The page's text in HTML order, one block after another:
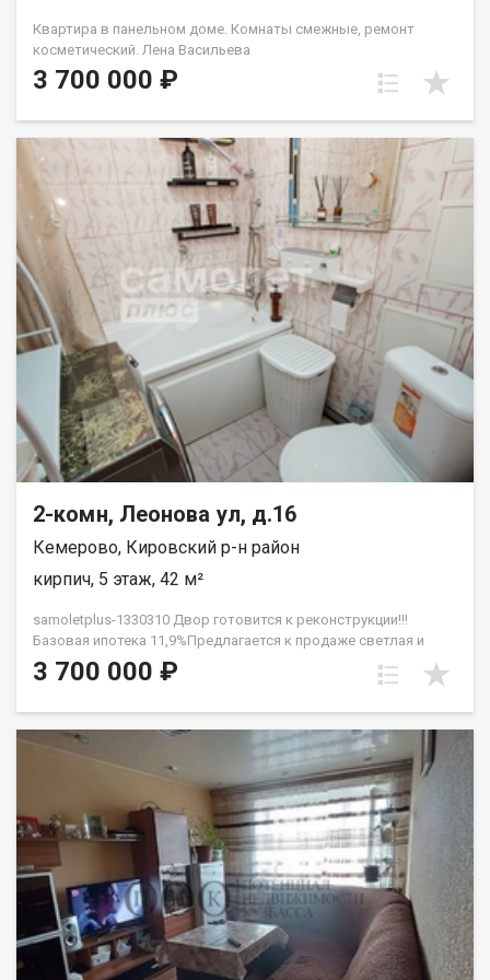
Квартира в панельном доме. Комнаты смежные, ремонт
косметический. Лена Васильева
3 700 000 ₽
2-комн, Леонова ул, д.16
Кемерово, Кировский р-н район
кирпич, 5 этаж, 42 м²
samoletplus-1330310 Двор готовится к реконструкции!!!
Базовая ипотека 11,9%Предлагается к продаже светлая и
уютная двухкомнатная квартира общей площадью 42 кв.м О
квартире: Состояние: Квартира полностью готова к
укладкой кафеля. По всей площади квартиры установлены
натяжные потолки со встроенными точечными
светильниками. На полу постелен новый линолеум, поклеены
свежие обои. Окна и двери: Установлены новые пластиковые
окна и застекленный балкон (новый пластик). Межкомнатные
и входная двери также абсолютно новые. Техническое
состояние дома: Важное преимущество последнего этажа —
полная замена кровли была произведена в 2023 году, что
гарантирует отсутствие протечек и лишних хлопот для
жильцов.Инфраструктура и локация:Дом расположен в
районе с отличной транспортной доступностью. В шаговой
доступности находятся остановки общественного
3 700 000 ₽